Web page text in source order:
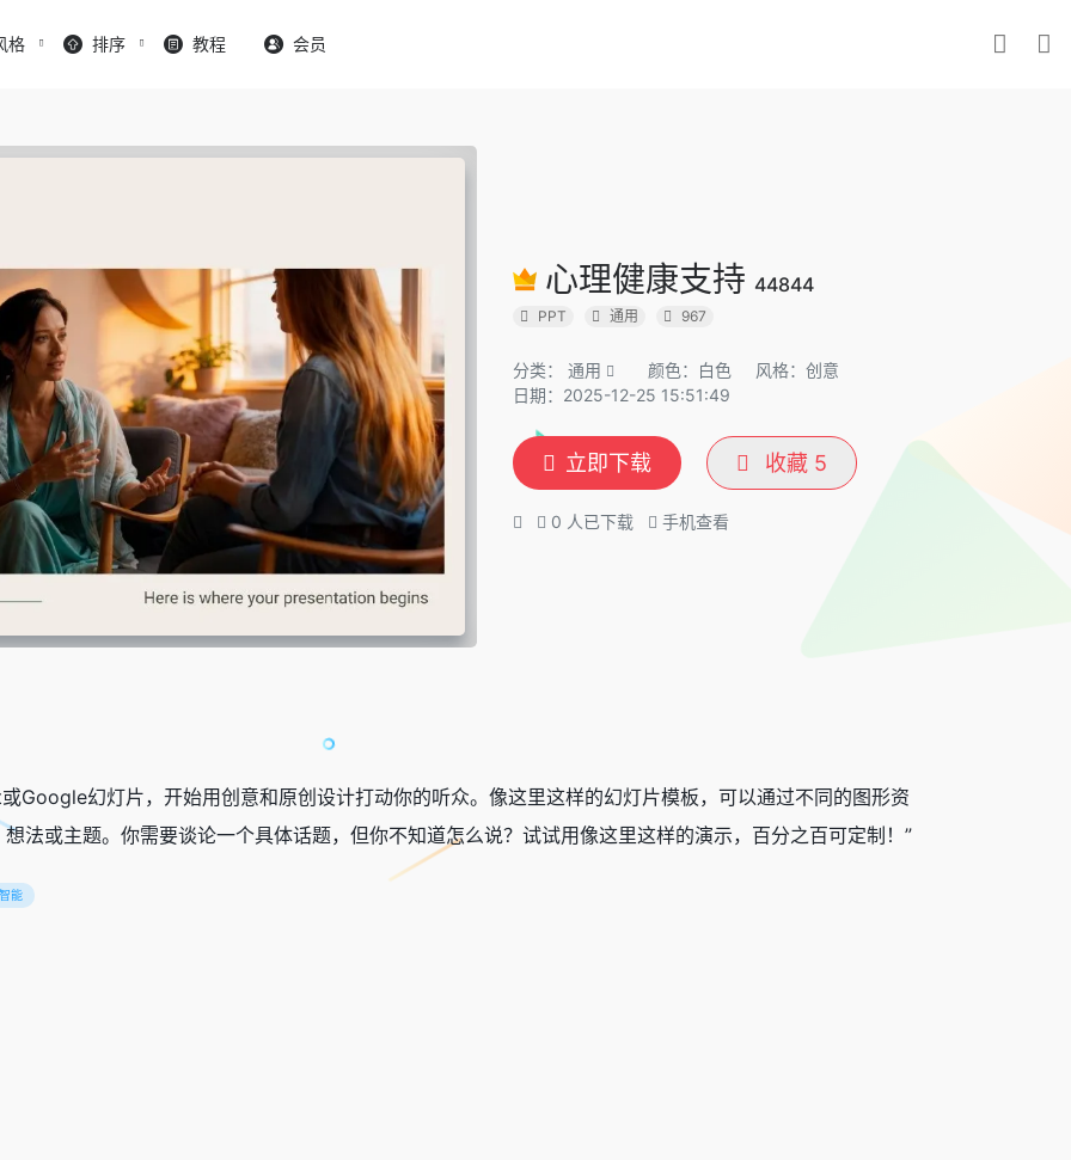
格 排序 教程 会员
心理健康支持 44844
PPT 通用 967
分类： 通用 颜色：白色
风格：创意
日期：2025-12-25 15:51:49
立即下载 收藏 5
0 人已下载 手机查看
Google幻灯片，开始用创意和原创设计打动你的听众。像这里这样的幻灯片模板，可以通过不同的图形资
法或主题。你需要谈论一个具体话题，但你不知道怎么说？试试用像这里这样的演示，百分之百可定制！”
能